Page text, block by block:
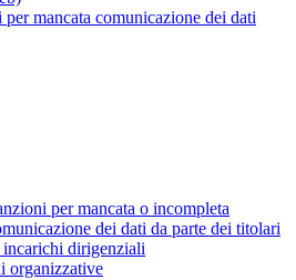
per mancata comunicazione dei dati
per mancata o incompleta
dei dati da parte dei titolari
dirigenziali
organizzative